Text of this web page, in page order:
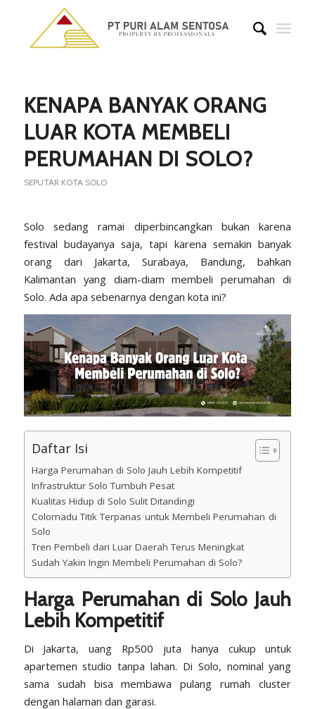
KENAPA BANYAK ORANG
LUAR KOTA MEMBELI
PERUMAHAN DI SOLO?
SEPUTAR KOTA SOLO
Solo sedang ramai diperbincangkan bukan karena
festival budayanya saja, tapi karena semakin banyak
orang dari Jakarta, Surabaya, Bandung, bahkan
Kalimantan yang diam-diam membeli perumahan di
Solo. Ada apa sebenarnya dengan kota ini?
Daftar Isi
Harga Perumahan di Solo Jauh Lebih Kompetitif
Infrastruktur Solo Tumbuh Pesat
Kualitas Hidup di Solo Sulit Ditandingi
Colomadu Titik Terpanas untuk Membeli Perumahan di
Solo
Tren Pembeli dari Luar Daerah Terus Meningkat
Sudah Yakin Ingin Membeli Perumahan di Solo?
Harga Perumahan di Solo Jauh
Lebih Kompetitif
Di Jakarta, uang Rp500 juta hanya cukup untuk
apartemen studio tanpa lahan. Di Solo, nominal yang
sama sudah bisa membawa pulang rumah cluster
dengan halaman dan garasi.